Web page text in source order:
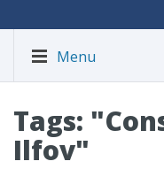
Menu
Tags:
Ilfov"